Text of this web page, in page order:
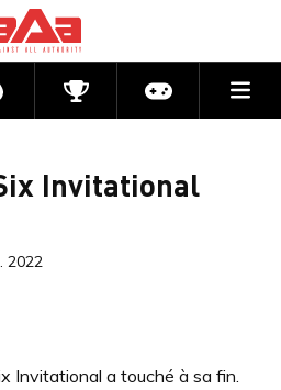
CompétitionsActu jeux
Invitational
2022
AUX
Invitational a touché à sa fin.